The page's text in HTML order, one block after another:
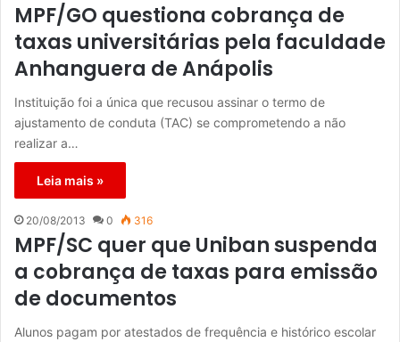
MPF/GO questiona cobrança de
taxas universitárias pela faculdade
Anhanguera de Anápolis
Instituição foi a única que recusou assinar o termo de
ajustamento de conduta (TAC) se comprometendo a não
realizar a…
Leia mais »
20/08/2013 0 316
MPF/SC quer que Uniban suspenda
a cobrança de taxas para emissão
de documentos
Alunos pagam por atestados de frequência e histórico escolar